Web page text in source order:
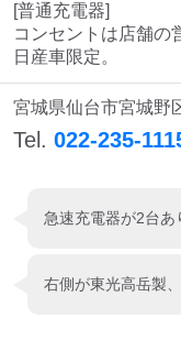
[普通充電器]
コンセントは店舗の
日産車限定。
宮城県仙台市宮城野
Tel. 022-235-